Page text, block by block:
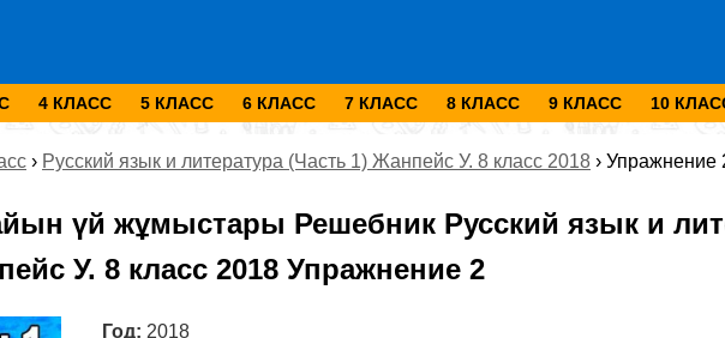
4 КЛАСС 5 КЛАСС 6 КЛАСС 7 КЛАСС 8 КЛАСС 9 КЛАСС 10
› Русский язык и литература (Часть 1) Жанпейс У. 8 класс 2018 › Упражнение
үй жұмыстары Решебник Русский язык и
У. 8 класс 2018 Упражнение 2
Год: 2018